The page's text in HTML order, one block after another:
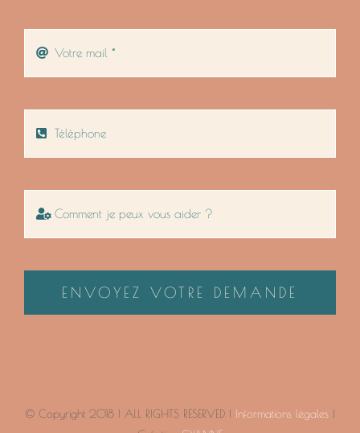
ENVOYEZ VOTRE DEMANDE
© Copyright 2018 | ALL RIGHTS RESERVED | Informations légales |